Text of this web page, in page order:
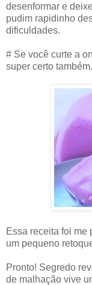
desenformar e
pudim rapidinho
dificuldades.
# Se você curte a
super certo também.
Essa receita foi me
um pequeno
Pronto! Segredo
de malhação vive